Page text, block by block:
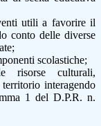
utili a favorire il
conto delle diverse
scolastiche;
risorse culturali,
interagendo
1 del D.P.R. n.